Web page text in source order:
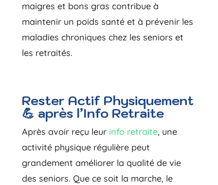
maigres et bons gras contribue à
maintenir un poids santé et à prévenir les
maladies chroniques chez les seniors et
les retraités.
Rester Actif Physiquement
💪 après l’Info Retraite
Après avoir reçu leur info retraite, une
activité physique régulière peut
grandement améliorer la qualité de vie
des seniors. Que ce soit la marche, le